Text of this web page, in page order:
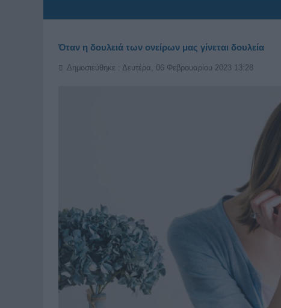
Όταν η δουλειά των ονείρων μας γίνεται δουλεία
Δημοσιεύθηκε : Δευτέρα, 06 Φεβρουαρίου 2023 13:28